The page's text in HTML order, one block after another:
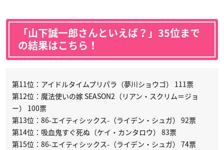
「山下誠一郎さんといえば？」35位まで
の結果はこちら！
第11位：アイドルタイムプリパラ（夢川ショウゴ） 111票
第12位：魔法使いの嫁 SEASON2（リアン・スクリム＝ジョ
ー） 100票
第13位：86-エイティシックス-（ライデン・シュガ） 92票
第14位：吸血鬼すぐ死ぬ（ケイ・カンタロウ） 83票
第15位：86-エイティシックス-（ライデン・シュガ） 74票